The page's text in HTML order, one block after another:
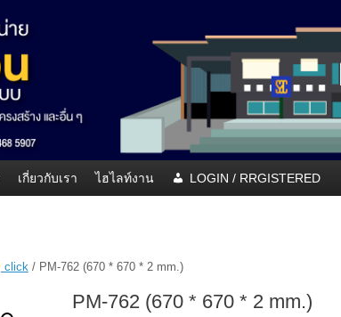
เกี่ยวกับเรา ไฮไลท์งาน LOGIN / RRGISTERED
click/ PM-762 (670 * 670 * 2 mm.)
PM-762 (670 * 670 * 2 mm.)